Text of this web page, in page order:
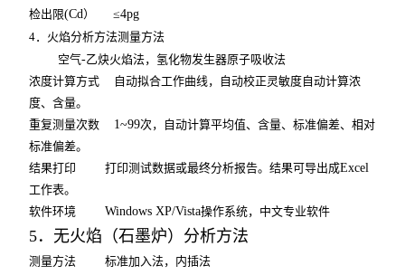
检出限(Cd）
≤4pg
4．火焰分析方法测量方法
空气-乙炔火焰法，氢化物发生器原子吸收法
浓度计算方式
自动拟合工作曲线，自动校正灵敏度自动计算浓
度、含量。
重复测量次数 1~99次，自动计算平均值、含量、标准偏差、相对
标准偏差。
结果打印
打印测试数据或最终分析报告。结果可导出成Excel
工作表。
软件环境 Windows XP/Vista操作系统，中文专业软件
5．无火焰（石墨炉）分析方法
测量方法
标准加入法，内插法